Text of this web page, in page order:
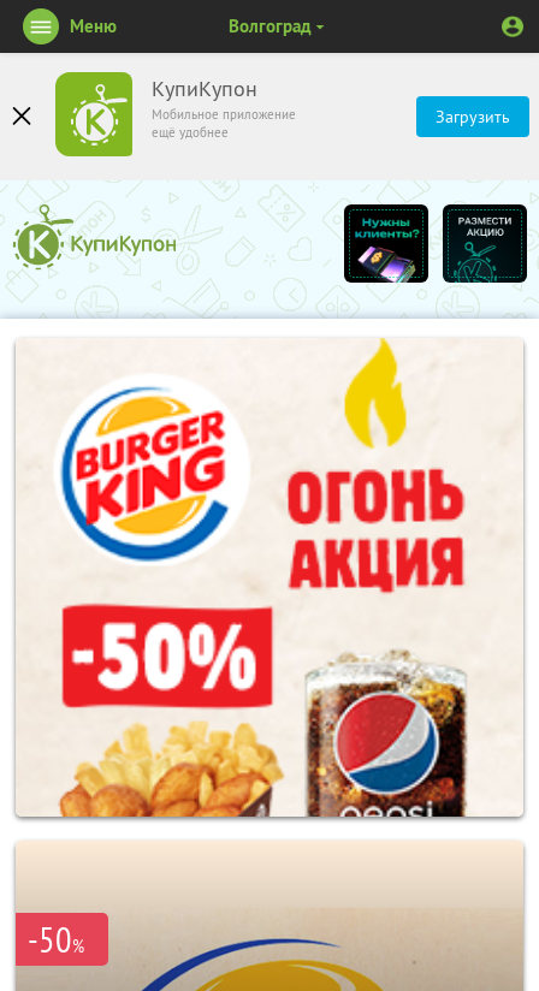
КупиКупон
Мобильное приложение
ещё удобнее
Загрузить
Меню Волгоград
-50%